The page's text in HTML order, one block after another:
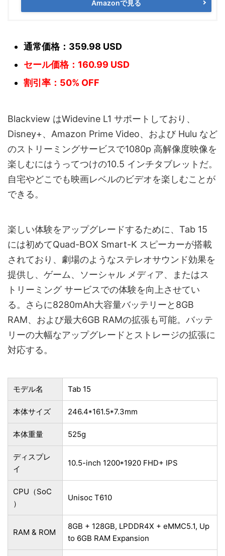
Amazonで見る
通常価格：359.98 USD
セール価格：160.99 USD
割引率：50% OFF
Blackview はWidevine L1 サポートしており、
Disney+、Amazon Prime Video、および Hulu など
のストリーミングサービスで1080p 高解像度映像を
楽しむにはうってつけの10.5 インチタブレットだ。
自宅やどこでも映画レベルのビデオを楽しむことが
できる。
楽しい体験をアップグレードするために、Tab 15
には初めてQuad-BOX Smart-K スピーカーが搭載
されており、劇場のようなステレオサウンド効果を
提供し、ゲーム、ソーシャル メディア、またはス
トリーミング サービスでの体験を向上させてい
る。さらに8280mAh大容量バッテリーと8GB
RAM、および最大6GB RAMの拡張も可能。バッテ
リーの大幅なアップグレードとストレージの拡張に
対応する。
モデル名 Tab 15
本体サイズ 246.4*161.5*7.3mm
本体重量 525g
ディスプレ
イ
10.5-inch 1200*1920 FHD+ IPS
CPU（SoC
）
Unisoc T610
RAM & ROM
8GB + 128GB, LPDDR4X + eMMC5.1, Up
to 6GB RAM Expansion